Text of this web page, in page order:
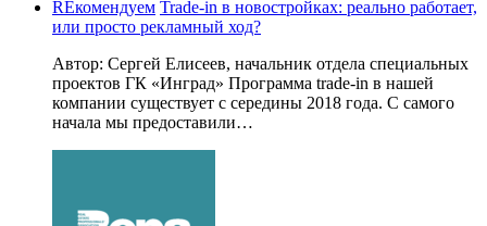
REкомендуем Trade-in в новостройках: реально работает,
или просто рекламный ход?
Автор: Сергей Елисеев, начальник отдела специальных
проектов ГК «Инград» Программа trade-in в нашей
компании существует с середины 2018 года. С самого
начала мы предоставили…